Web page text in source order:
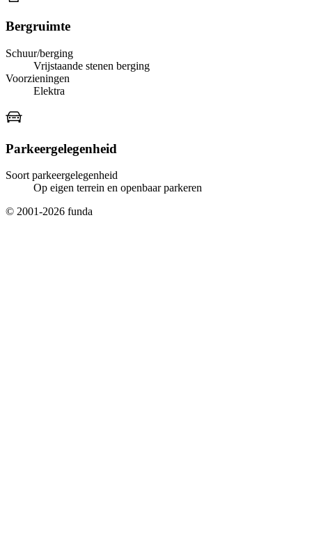
Bergruimte
Schuur/berging
Vrijstaande stenen berging
Voorzieningen
Elektra
Parkeergelegenheid
Soort parkeergelegenheid
Op eigen terrein en openbaar parkeren
© 2001-2026 funda